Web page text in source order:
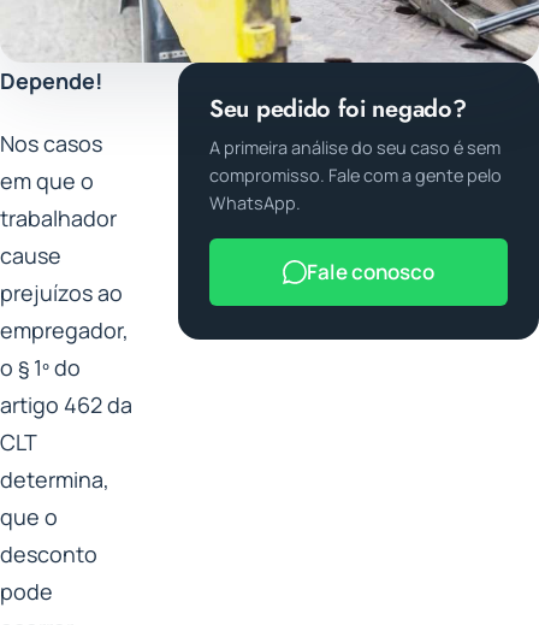
Depende!
Nos casos
em que o
trabalhador
cause
prejuízos ao
empregador,
o § 1º do
artigo 462 da
CLT
determina,
que o
desconto
pode
Seu pedido foi negado?
A primeira análise do seu caso é sem
compromisso. Fale com a gente pelo
WhatsApp.
Fale conosco